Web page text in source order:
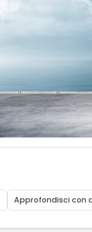
Approfondisci con